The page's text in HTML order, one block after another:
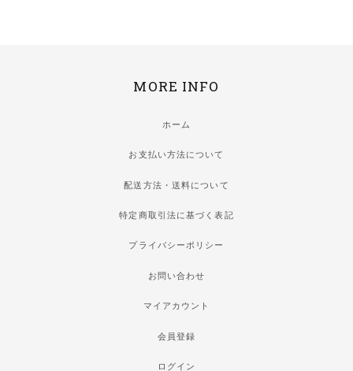
MORE INFO
ホーム
お支払い方法について
配送方法・送料について
特定商取引法に基づく表記
プライバシーポリシー
お問い合わせ
マイアカウント
会員登録
ログイン